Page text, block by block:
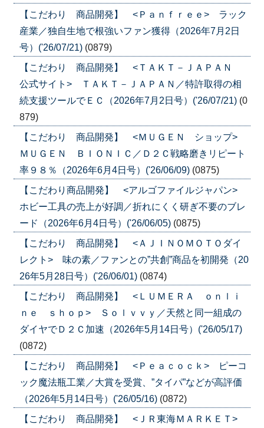
【こだわり 商品開発】 <Ｐａｎｆｒｅｅ> ラック
産業／独自生地で根強いファン獲得（2026年7月2日
号）('26/07/21) (0879)
【こだわり 商品開発】 <ＴＡＫＴ－ＪＡＰＡＮ
公式サイト> ＴＡＫＴ－ＪＡＰＡＮ／特許取得の相
続支援ツールでＥＣ（2026年7月2日号）('26/07/21) (0
879)
【こだわり 商品開発】 <ＭＵＧＥＮ ショップ>
ＭＵＧＥＮ ＢＩＯＮＩＣ／Ｄ２Ｃ戦略磨きリピート
率９８％（2026年6月4日号）('26/06/09) (0875)
【こだわり商品開発】 <アルゴファイルジャパン>
ホビー工具の売上が好調／折れにくく研ぎ不要のブレ
ード（2026年6月4日号）('26/06/05) (0875)
【こだわり 商品開発】 <ＡＪＩＮＯＭＯＴＯダイ
レクト> 味の素／ファンとの”共創”商品を初開発（20
26年5月28日号）('26/06/01) (0874)
【こだわり 商品開発】 <ＬＵＭＥＲＡ ｏｎｌｉ
ｎｅ ｓｈｏｐ> Ｓｏｌｖｖｙ／天然と同一組成の
ダイヤでＤ２Ｃ加速（2026年5月14日号）('26/05/17)
(0872)
【こだわり 商品開発】 <Ｐｅａｃｏｃｋ> ピーコ
ック魔法瓶工業／大賞を受賞、”タイパ”などが高評価
（2026年5月14日号）('26/05/16) (0872)
【こだわり 商品開発】 <ＪＲ東海ＭＡＲＫＥＴ>